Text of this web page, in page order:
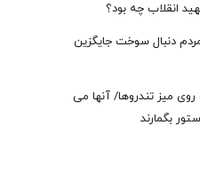
انقلاب چه بود؟
دنبال سوخت جایگزین
میز تندروها/ آنها می
بگمارند